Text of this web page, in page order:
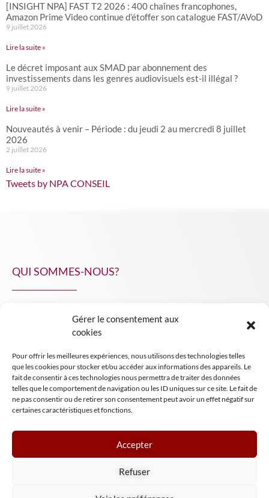
Gérer le consentement aux
cookies
Pour offrir les meilleures expériences, nous utilisons des technologies telles
que les cookies pour stocker et/ou accéder aux informations des appareils. Le
fait de consentir à ces technologies nous permettra de traiter des données
telles que le comportement de navigation ou les ID uniques sur ce site. Le fait de
ne pas consentir ou de retirer son consentement peut avoir un effet négatif sur
certaines caractéristiques et fonctions.
Accepter
Refuser
[INSIGHT NPA] FAST T2 2026 : 400 chaînes francophones,
Amazon Prime Video continue d’étoffer son catalogue FAST/AVoD
9 juillet 2026
Lire la suite »
Le décret imposant aux SMAD par abonnement des
investissements dans les genres audiovisuels est-il illégal ?
9 juillet 2026
Lire la suite »
Nouveautés à venir – Période : du jeudi 2 au mercredi 8 juillet
2026
2 juillet 2026
Lire la suite »
Tweets by NPA CONSEIL
QUI SOMMES-NOUS?
INSIGHT NPA
Mentions légales
Tous droits réservés NPA Conseil